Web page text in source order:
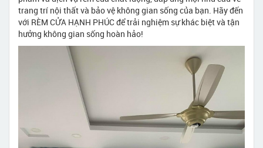
trang trí nội thất và bảo vệ không gian sống của bạn. Hãy đến
với RÈM CỬA HẠNH PHÚC để trải nghiệm sự khác biệt và tận
hưởng không gian sống hoàn hảo!